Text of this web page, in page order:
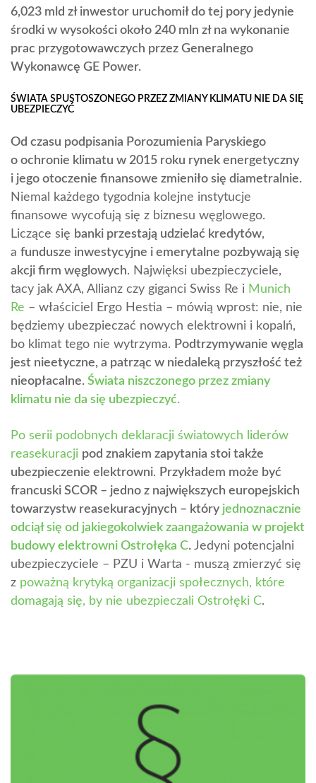
6,023 mld zł inwestor uruchomił do tej pory jedynie
środki w wysokości około 240 mln zł na wykonanie
prac przygotowawczych przez Generalnego
Wykonawcę GE Power.
ŚWIATA SPUSTOSZONEGO PRZEZ ZMIANY KLIMATU NIE DA SIĘ
UBEZPIECZYĆ
Od czasu podpisania Porozumienia Paryskiego
o ochronie klimatu w 2015 roku rynek energetyczny
i jego otoczenie finansowe zmieniło się diametralnie.
Niemal każdego tygodnia kolejne instytucje
finansowe wycofują się z biznesu węglowego.
Liczące się banki przestają udzielać kredytów,
a fundusze inwestycyjne i emerytalne pozbywają się
akcji firm węglowych. Najwięksi ubezpieczyciele,
tacy jak AXA, Allianz czy giganci Swiss Re i Munich
Re – właściciel Ergo Hestia – mówią wprost: nie, nie
będziemy ubezpieczać nowych elektrowni i kopalń,
bo klimat tego nie wytrzyma. Podtrzymywanie węgla
jest nieetyczne, a patrząc w niedaleką przyszłość też
nieopłacalne. Świata niszczonego przez zmiany
klimatu nie da się ubezpieczyć.
Po serii podobnych deklaracji światowych liderów
reasekuracji pod znakiem zapytania stoi także
ubezpieczenie elektrowni. Przykładem może być
francuski SCOR – jedno z największych europejskich
towarzystw reasekuracyjnych – który jednoznacznie
odciął się od jakiegokolwiek zaangażowania w projekt
budowy elektrowni Ostrołęka C. Jedyni potencjalni
ubezpieczyciele – PZU i Warta - muszą zmierzyć się
z poważną krytyką organizacji społecznych, które
domagają się, by nie ubezpieczali Ostrołęki C.